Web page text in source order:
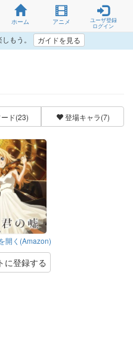
ホーム アニメ
ユーザ登録
ログイン
もう。 ガイドを見る
ド(23) 登場キャラ(7)
開く(Amazon)
に登録する